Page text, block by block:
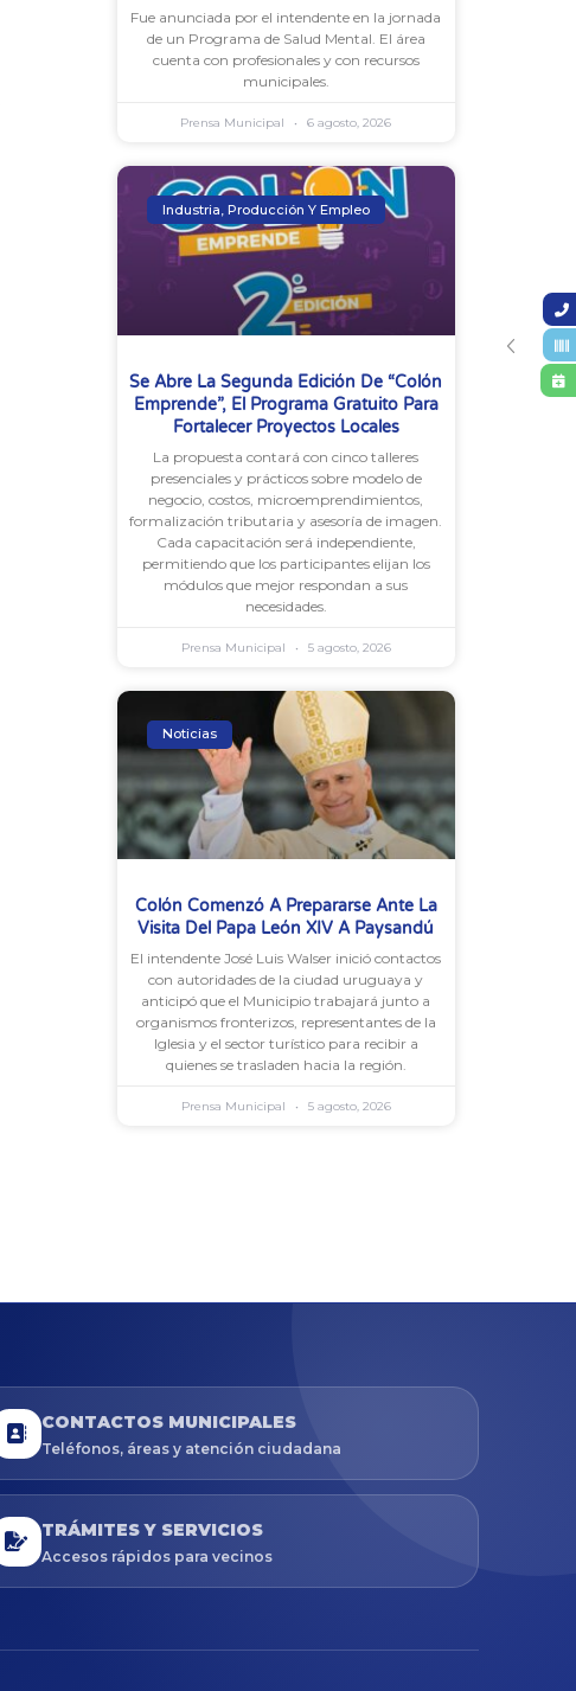
Fue anunciada por el intendente en la jornada
de un Programa de Salud Mental. El área
cuenta con profesionales y con recursos
municipales.
Prensa Municipal 6 agosto, 2026
Industria, Producción Y Empleo
Se Abre La Segunda Edición De “Colón
Emprende”, El Programa Gratuito Para
Fortalecer Proyectos Locales
La propuesta contará con cinco talleres
presenciales y prácticos sobre modelo de
negocio, costos, microemprendimientos,
formalización tributaria y asesoría de imagen.
Cada capacitación será independiente,
permitiendo que los participantes elijan los
módulos que mejor respondan a sus
necesidades.
Prensa Municipal 5 agosto, 2026
Noticias
Colón Comenzó A Prepararse Ante La
Visita Del Papa León XIV A Paysandú
El intendente José Luis Walser inició contactos
con autoridades de la ciudad uruguaya y
anticipó que el Municipio trabajará junto a
organismos fronterizos, representantes de la
Iglesia y el sector turístico para recibir a
quienes se trasladen hacia la región.
Prensa Municipal 5 agosto, 2026
CONTACTOS MUNICIPALES
Teléfonos, áreas y atención ciudadana
TRÁMITES Y SERVICIOS
Accesos rápidos para vecinos